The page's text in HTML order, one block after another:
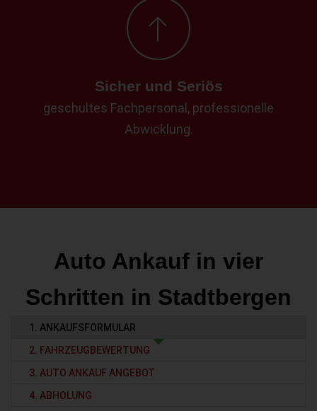
Sicher und Seriös
geschultes Fachpersonal, professionelle
Abwicklung.
Auto Ankauf in vier
Schritten in Stadtbergen
1. ANKAUFSFORMULAR
2. FAHRZEUGBEWERTUNG
3. AUTO ANKAUF ANGEBOT
4. ABHOLUNG